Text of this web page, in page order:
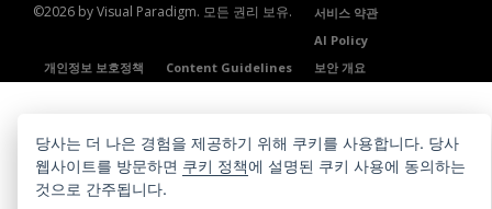
©2026 by Visual Paradigm. 모든 권리 보유.
서비스 약관
AI Policy
개인정보 보호정책
Content Guidelines 보안 개요
당사는 더 나은 경험을 제공하기 위해 쿠키를 사용합니다. 당사
웹사이트를 방문하면 쿠키 정책에 설명된 쿠키 사용에 동의하는
것으로 간주됩니다.